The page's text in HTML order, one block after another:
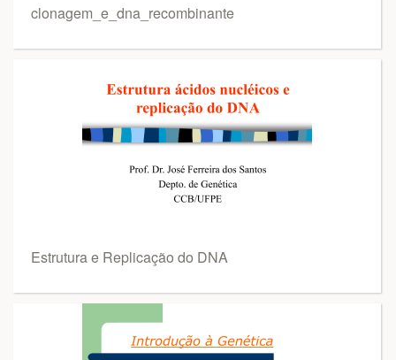
clonagem_e_dna_recombinante
Estrutura e Replicação do DNA